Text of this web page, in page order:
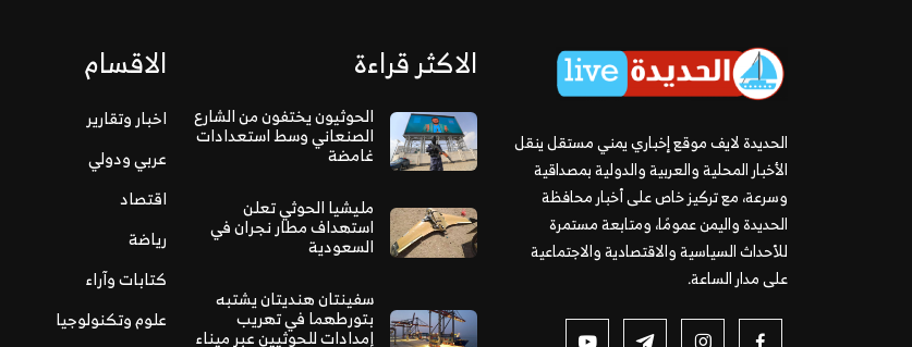
الحديدة لايف موقع إخباري يمني مستقل ينقل
الأخبار المحلية والعربية والدولية بمصداقية
وسرعة، مع تركيز خاص على أخبار محافظة
الحديدة واليمن عمومًا، ومتابعة مستمرة
للأحداث السياسية والاقتصادية والاجتماعية
على مدار الساعة.
الاكثر قراءة
الحوثيون يختفون من الشارع
الصنعاني وسط استعدادات
غامضة
مليشيا الحوثي تعلن
استهداف مطار نجران في
السعودية
سفينتان هنديتان يشتبه
بتورطهما في تهريب
إمدادات للحوثيين عبر ميناء
الاقسام
اخبار وتقارير
عربي ودولي
اقتصاد
رياضة
كتابات وآراء
علوم وتكنولوجيا